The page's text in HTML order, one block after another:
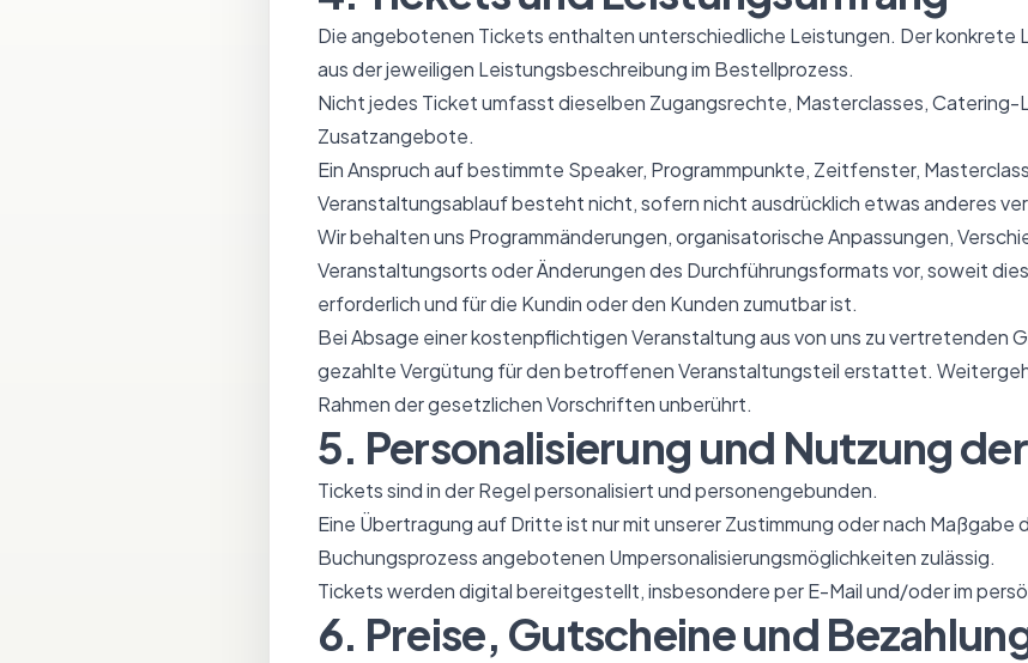
Die angebotenen Tickets enthalten unterschiedliche Leistungen. Der konkrete
aus der jeweiligen Leistungsbeschreibung im Bestellprozess.
Nicht jedes Ticket umfasst dieselben Zugangsrechte, Masterclasses,
Zusatzangebote.
Ein Anspruch auf bestimmte Speaker, Programmpunkte, Zeitfenster,
Veranstaltungsablauf besteht nicht, sofern nicht ausdrücklich etwas anderes
Wir behalten uns Programmänderungen, organisatorische Anpassungen,
Veranstaltungsorts oder Änderungen des Durchführungsformats vor, soweit
erforderlich und für die Kundin oder den Kunden zumutbar ist.
Bei Absage einer kostenpflichtigen Veranstaltung aus von uns zu vertretenden
gezahlte Vergütung für den betroffenen Veranstaltungsteil erstattet.
Rahmen der gesetzlichen Vorschriften unberührt.
5. Personalisierung und Nutzung
Tickets sind in der Regel personalisiert und personengebunden.
Eine Übertragung auf Dritte ist nur mit unserer Zustimmung oder nach Maßgabe
Buchungsprozess angebotenen Umpersonalisierungsmöglichkeiten zulässig.
Tickets werden digital bereitgestellt, insbesondere per E-Mail und/oder im
6. Preise, Gutscheine und